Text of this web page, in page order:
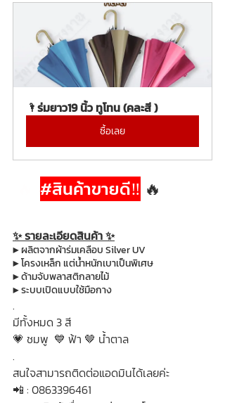
🌂ร่มยาว19 นิ้ว ทูโทน (คละสี )
ซื้อเลย
#สินค้าขายดี‼ 🔥
✨ รายละเอียดสินค้า ✨
▶ ผลิตจากผ้าร่มเคลือบ Silver UV
▶ โครงเหล็ก แต่น้ำหนักเบาเป็นพิเศษ
▶ ด้ามจับพลาสติกลายไม้
▶ ระบบเปิดแบบใช้มือกาง
.
มีทั้งหมด 3 สี
💗 ชมพู  💙 ฟ้า 🤎 น้ำตาล
.
สนใจสามารถติดต่อแอดมินได้เลยค่ะ
📲 : 0863396461